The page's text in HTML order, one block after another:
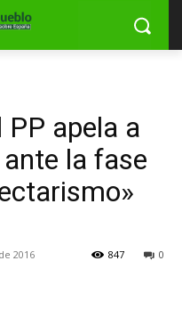
PP apela a
la fase
2016 0
847